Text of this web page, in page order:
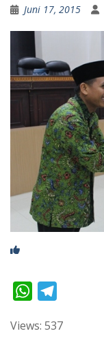
Juni 17, 2015
W
a
l
Views: 537